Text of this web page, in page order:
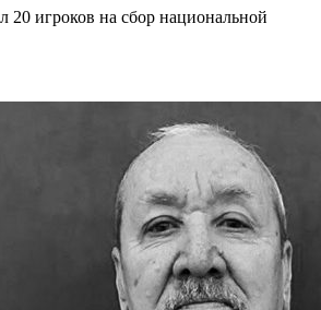
игроков на сбор национальной